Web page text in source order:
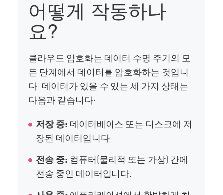
어떻게 작동하나
요?
클라우드 암호화는 데이터 수명 주기의 모
든 단계에서 데이터를 암호화하는 것입니
다. 데이터가 있을 수 있는 세 가지 상태는
다음과 같습니다:
저장 중: 데이터베이스 또는 디스크에 저
장된 데이터입니다.
전송 중: 컴퓨터(물리적 또는 가상) 간에
전송 중인 데이터입니다.